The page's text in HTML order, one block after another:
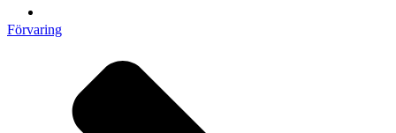
Förvaring